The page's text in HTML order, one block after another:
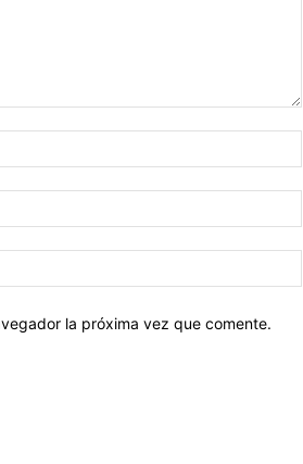
la próxima vez que comente.